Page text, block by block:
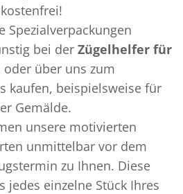
Spezialverpackungen
bei der Zügelhelfer für
oder über uns zum
kaufen, beispielsweise für
Gemälde.
unsere motivierten
unmittelbar vor dem
zu Ihnen. Diese
jedes einzelne Stück Ihres